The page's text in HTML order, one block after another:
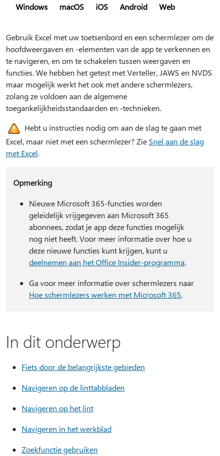
Windows macOS iOS Android Web
Gebruik Excel met uw toetsenbord en een schermlezer om de
hoofdweergaven en -elementen van de app te verkennen en
te navigeren, en om te schakelen tussen weergaven en
functies. We hebben het getest met Verteller, JAWS en NVDS
maar mogelijk werkt het ook met andere schermlezers,
zolang ze voldoen aan de algemene
toegankelijkheidsstandaarden en -technieken.
Hebt u instructies nodig om aan de slag te gaan met
Excel, maar niet met een schermlezer? Zie Snel aan de slag
met Excel.
Opmerking
Nieuwe Microsoft 365-functies worden
geleidelijk vrijgegeven aan Microsoft 365
abonnees, zodat je app deze functies mogelijk
nog niet heeft. Voor meer informatie over hoe u
deze nieuwe functies kunt krijgen, kunt u
deelnemen aan het Office Insider-programma.
Ga voor meer informatie over schermlezers naar
Hoe schermlezers werken met Microsoft 365.
In dit onderwerp
Fiets door de belangrijkste gebieden
Navigeren op de linttabbladen
Navigeren op het lint
Navigeren in het werkblad
Zoekfunctie gebruiken